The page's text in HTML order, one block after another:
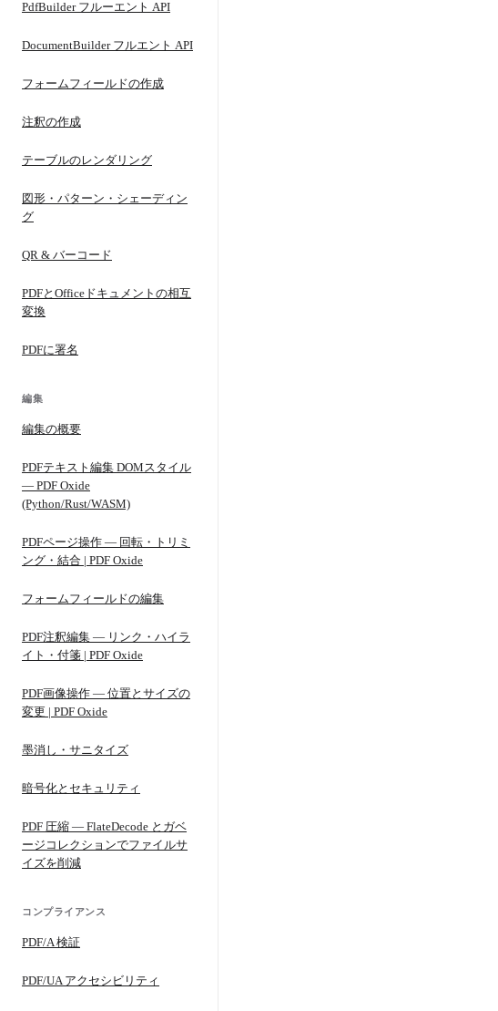
PdfBuilder フルーエント API
DocumentBuilder フルエント API
フォームフィールドの作成
注釈の作成
テーブルのレンダリング
図形・パターン・シェーディン
グ
QR & バーコード
PDFとOfficeドキュメントの相互
変換
PDFに署名
編集
編集の概要
PDFテキスト編集 DOMスタイル
— PDF Oxide
(Python/Rust/WASM)
PDFページ操作 — 回転・トリミ
ング・結合 | PDF Oxide
フォームフィールドの編集
PDF注釈編集 — リンク・ハイラ
イト・付箋 | PDF Oxide
PDF画像操作 — 位置とサイズの
変更 | PDF Oxide
墨消し・サニタイズ
暗号化とセキュリティ
PDF 圧縮 — FlateDecode とガベ
ージコレクションでファイルサ
イズを削減
コンプライアンス
PDF/A 検証
PDF/UA アクセシビリティ